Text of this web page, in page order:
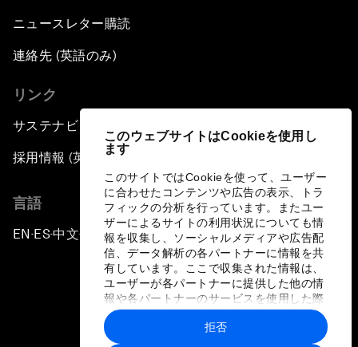
このウェブサイトはCookieを使用し
ます
このサイトではCookieを使って、ユーザー
に合わせたコンテンツや広告の表示、トラ
フィックの分析を行っています。またユー
ザーによるサイトの利用状況についても情
報を収集し、ソーシャルメディアや広告配
信、データ解析の各パートナーに情報を共
有しています。ここで収集された情報は、
ユーザーが各パートナーに提供した他の情
報や各パートナーのサービスを使用した際
に収集された情報と組み合わされ、各パー
トナーによって使用されることがありま
す。
拒否
ニュースレター購読
連絡先 (英語のみ)
リンク
サステナビリティへの取り組み
採用情報 (英語のみ)
言語
EN ▪ES▪中文▪ 日本語
プライバシーポリシーと利用規約